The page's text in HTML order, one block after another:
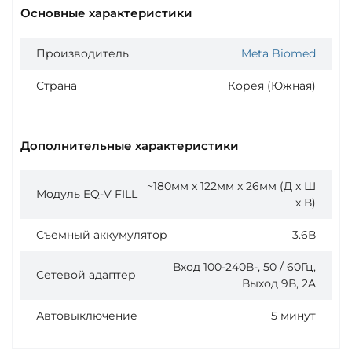
Основные характеристики
Производитель Meta Biomed
Страна Корея (Южная)
Дополнительные характеристики
Модуль EQ-V FILL
~180мм x 122мм x 26мм (Д x Ш
x В)
Съемный аккумулятор 3.6В
Сетевой адаптер
Вход 100-240В-, 50 / 60Гц,
Выход 9В, 2A
Автовыключение 5 минут